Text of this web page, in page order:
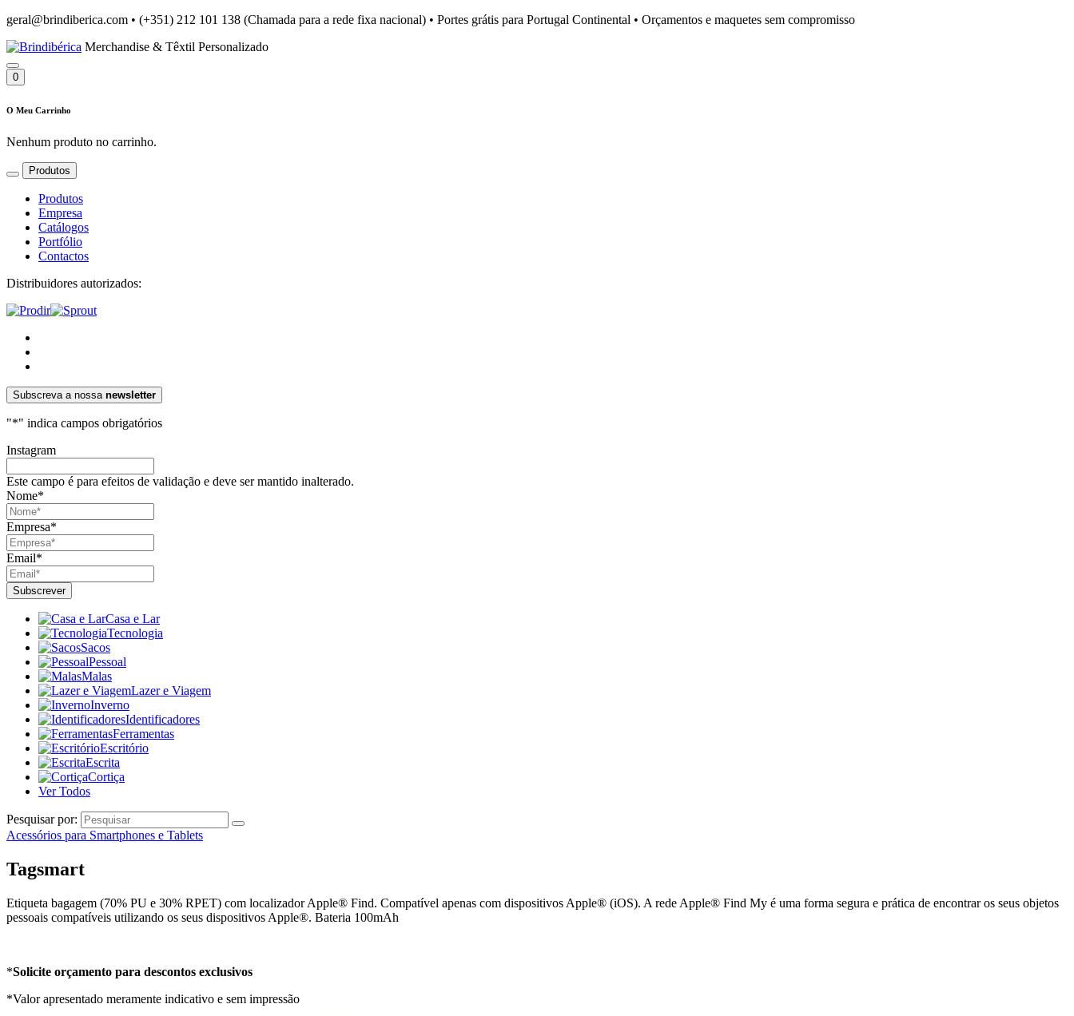
geral@brindiberica.com • (+351) 212 101 138 (Chamada para a rede fixa nacional) • Portes grátis para Portugal Continental • Orçamentos e maquetes sem compromisso
Merchandise & Têxtil Personalizado
0
O Meu Carrinho
Nenhum produto no carrinho.
Produtos
Produtos
Empresa
Catálogos
Portfólio
Contactos
Distribuidores autorizados:
Subscreva a nossa newsletter
"*" indica campos obrigatórios
Instagram
Este campo é para efeitos de validação e deve ser mantido inalterado.
Nome*
Empresa*
Email*
Casa e Lar
Tecnologia
Sacos
Pessoal
Malas
Lazer e Viagem
Inverno
Identificadores
Ferramentas
Escritório
Escrita
Cortiça
Ver Todos
Pesquisar por:
Acessórios para Smartphones e Tablets
Tagsmart
Etiqueta bagagem (70% PU e 30% RPET) com localizador Apple® Find. Compatível apenas com dispositivos Apple® (iOS). A rede Apple® Find My é uma forma segura e prática de encontrar os seus objetos
pessoais compatíveis utilizando os seus dispositivos Apple®. Bateria 100mAh
*Solicite orçamento para descontos exclusivos
*Valor apresentado meramente indicativo e sem impressão